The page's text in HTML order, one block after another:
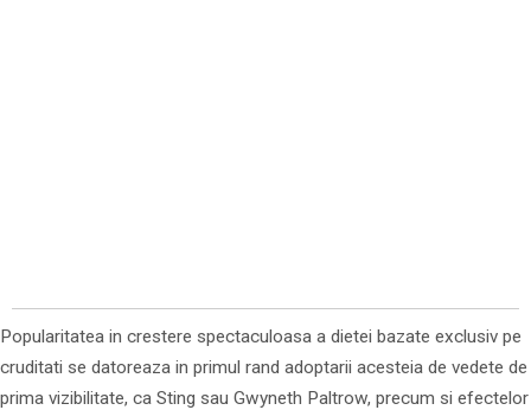
Popularitatea in crestere spectaculoasa a dietei bazate exclusiv pe
cruditati se datoreaza in primul rand adoptarii acesteia de vedete de
prima vizibilitate, ca Sting sau Gwyneth Paltrow, precum si efectelor